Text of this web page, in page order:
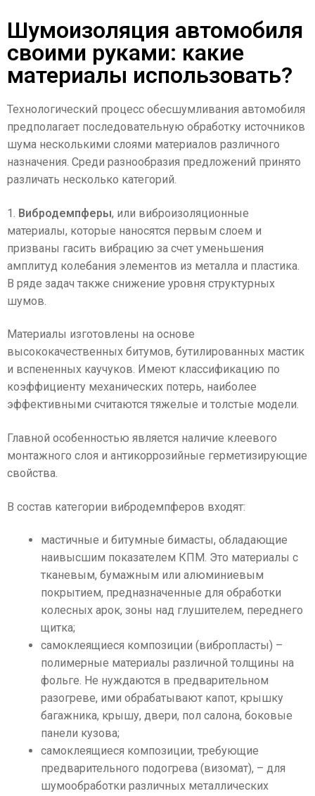
Шумоизоляция автомобиля
своими руками: какие
материалы использовать?
Технологический процесс обесшумливания автомобиля
предполагает последовательную обработку источников
шума несколькими слоями материалов различного
назначения. Среди разнообразия предложений принято
различать несколько категорий.
1. Вибродемпферы, или виброизоляционные
материалы, которые наносятся первым слоем и
призваны гасить вибрацию за счет уменьшения
амплитуд колебания элементов из металла и пластика.
В ряде задач также снижение уровня структурных
шумов.
Материалы изготовлены на основе
высококачественных битумов, бутилированных мастик
и вспененных каучуков. Имеют классификацию по
коэффициенту механических потерь, наиболее
эффективными считаются тяжелые и толстые модели.
Главной особенностью является наличие клеевого
монтажного слоя и антикоррозийные герметизирующие
свойства.
В состав категории вибродемпферов входят:
мастичные и битумные бимасты, обладающие
наивысшим показателем КПМ. Это материалы с
тканевым, бумажным или алюминиевым
покрытием, предназначенные для обработки
колесных арок, зоны над глушителем, переднего
щитка;
самоклеящиеся композиции (вибропласты) –
полимерные материалы различной толщины на
фольге. Не нуждаются в предварительном
разогреве, ими обрабатывают капот, крышку
багажника, крышу, двери, пол салона, боковые
панели кузова;
самоклеящиеся композиции, требующие
предварительного подогрева (визомат), – для
шумообработки различных металлических